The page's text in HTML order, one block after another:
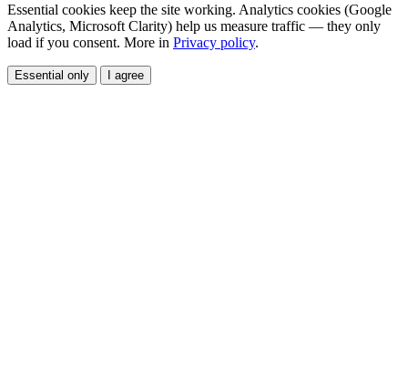
Essential cookies keep the site working. Analytics cookies (Google
Analytics, Microsoft Clarity) help us measure traffic — they only
load if you consent. More in Privacy policy.
Essential only I agree